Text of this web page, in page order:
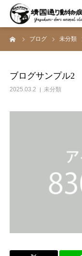
ブログ 未分類
ブログサンプル2
2025.03.2 未分類
HOME
スタッフ紹介
お問合せ